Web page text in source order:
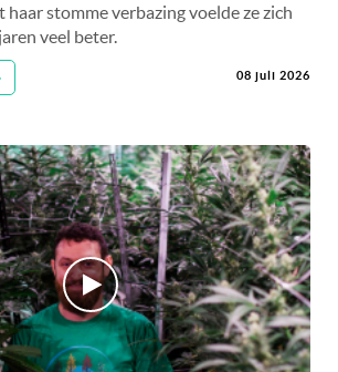
haar stomme verbazing voelde ze zich
veel beter.
08 juli 2026